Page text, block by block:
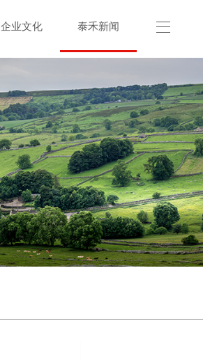
企业文化 泰禾新闻 联系我们